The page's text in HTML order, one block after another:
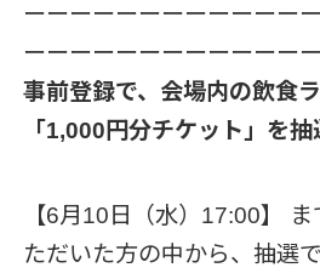
ーーーーーーーーーーーー
ーーーーーーーーーーーー
事前登録で、会場内の飲食
「1,000円分チケット」を
【6月10日（水）17:00】
ただいた方の中から、抽選